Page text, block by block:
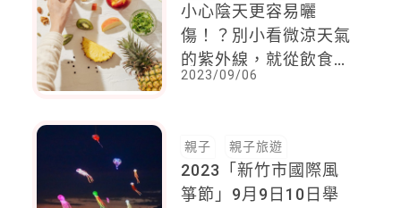
小心陰天更容易曬
傷！？別小看微涼天氣
的紫外線，就從飲食調
理，來增強自身的抗曬
2023/09/06
親子 親子旅遊
2023「新竹市國際風
箏節」9月9日10日舉